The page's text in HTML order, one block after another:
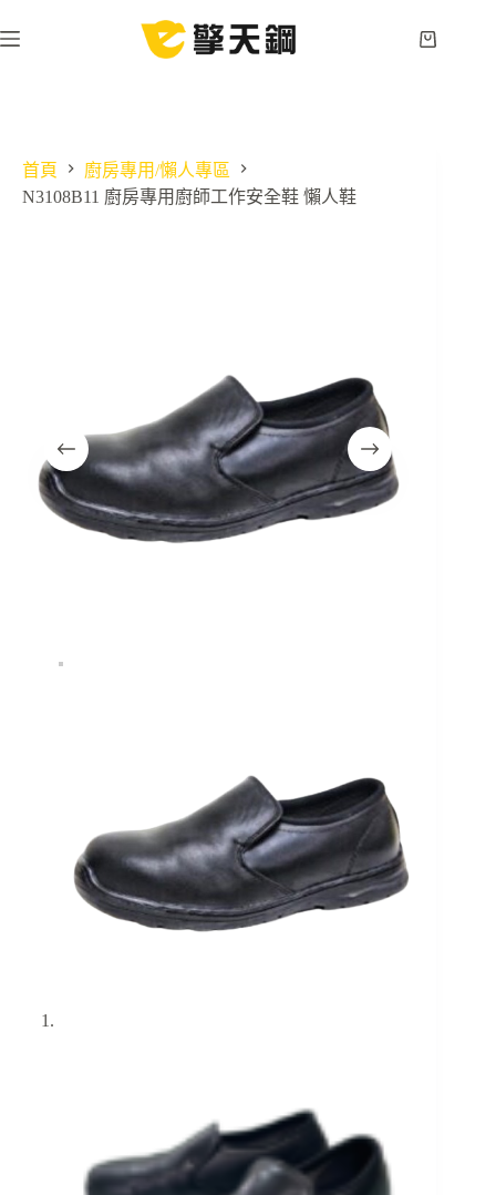
至
購
首頁
廚房專用/懶人專區
N3108B11 廚房專用廚師工作安全鞋 懶人鞋